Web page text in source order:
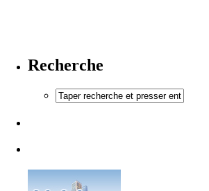
Recherche